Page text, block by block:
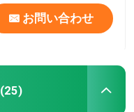
お問い合わせ
(25)